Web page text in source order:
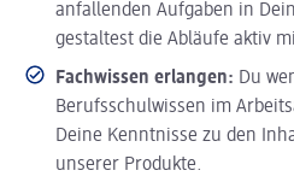
anfallenden Aufgaben in
gestaltest die Abläufe aktiv
Fachwissen erlangen: Du
Berufsschulwissen im
Deine Kenntnisse zu den
unserer Produkte.